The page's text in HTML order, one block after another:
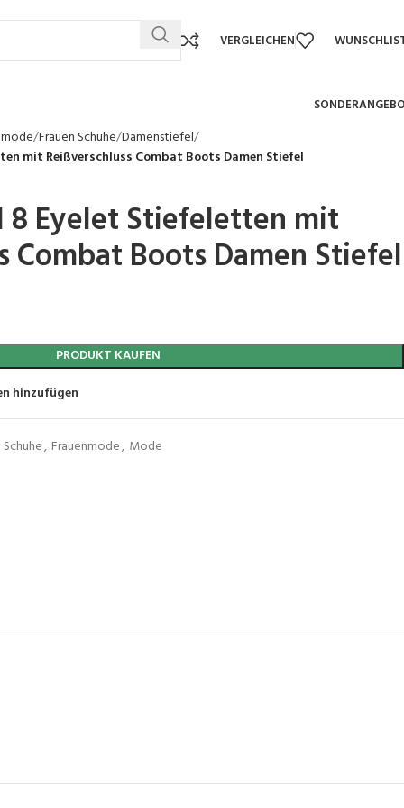
VERGLEICHEN
Frauen Schuhe Damenstiefel
mit Reißverschluss Combat Boots Damen Stiefel
8 Eyelet Stiefeletten mit
Combat Boots Damen Stiefel
PRODUKT KAUFEN
hinzufügen
, Frauenmode, Mode